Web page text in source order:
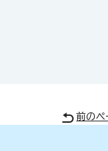
前のペ